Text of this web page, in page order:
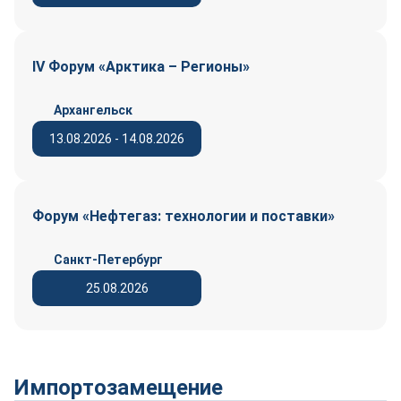
IV Форум «Арктика – Регионы»
13.08.2026 - 14.08.2026
Архангельск
Форум «Нефтегаз: технологии и поставки»
25.08.2026
Санкт-Петербург
Импортозамещение